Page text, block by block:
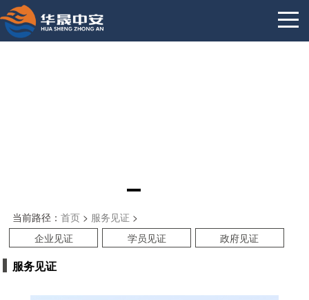
当前路径： 首页> 服务见证 >
企业见证
学员见证 政府见证
服务见证